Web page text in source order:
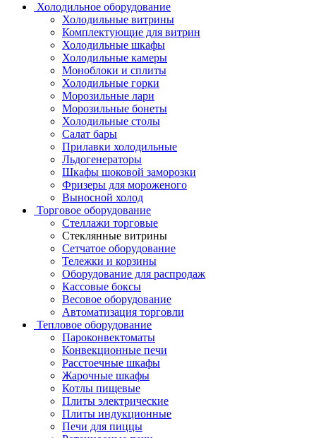
Холодильное оборудование
Холодильные витрины
Комплектующие для витрин
Холодильные шкафы
Холодильные камеры
Моноблоки и сплиты
Холодильные горки
Морозильные лари
Морозильные бонеты
Холодильные столы
Салат бары
Прилавки холодильные
Льдогенераторы
Шкафы шоковой заморозки
Фризеры для мороженого
Выносной холод
Торговое оборудование
Стеллажи торговые
Стеклянные витрины
Сетчатое оборудование
Тележки и корзины
Оборудование для распродаж
Кассовые боксы
Весовое оборудование
Автоматизация торговли
Тепловое оборудование
Пароконвектоматы
Конвекционные печи
Расстоечные шкафы
Жарочные шкафы
Котлы пищевые
Плиты электрические
Плиты индукционные
Печи для пиццы